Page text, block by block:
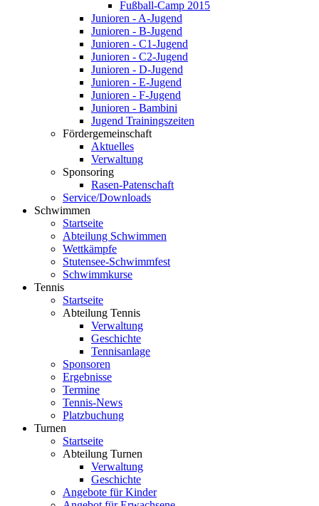
Fußball-Camp 2015
Junioren - A-Jugend
Junioren - B-Jugend
Junioren - C1-Jugend
Junioren - C2-Jugend
Junioren - D-Jugend
Junioren - E-Jugend
Junioren - F-Jugend
Junioren - Bambini
Jugend Trainingszeiten
Fördergemeinschaft
Aktuelles
Verwaltung
Sponsoring
Rasen-Patenschaft
Service/Downloads
Schwimmen
Startseite
Abteilung Schwimmen
Wettkämpfe
Stutensee-Schwimmfest
Schwimmkurse
Tennis
Startseite
Abteilung Tennis
Verwaltung
Geschichte
Tennisanlage
Sponsoren
Ergebnisse
Termine
Tennis-News
Platzbuchung
Turnen
Startseite
Abteilung Turnen
Verwaltung
Geschichte
Angebote für Kinder